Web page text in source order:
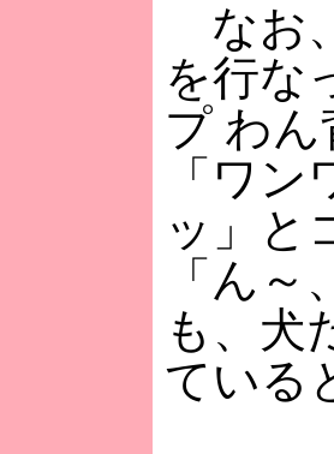
なお
を行な
プ わ
「ワ
ッ」と
「ん
も、犬
ている